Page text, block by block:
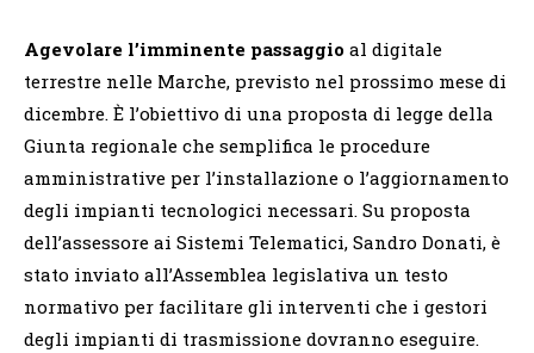
Agevolare l’imminente passaggio al digitale
terrestre nelle Marche, previsto nel prossimo mese di
dicembre. È l’obiettivo di una proposta di legge della
Giunta regionale che semplifica le procedure
amministrative per l’installazione o l’aggiornamento
degli impianti tecnologici necessari. Su proposta
dell’assessore ai Sistemi Telematici, Sandro Donati, è
stato inviato all’Assemblea legislativa un testo
normativo per facilitare gli interventi che i gestori
degli impianti di trasmissione dovranno eseguire.